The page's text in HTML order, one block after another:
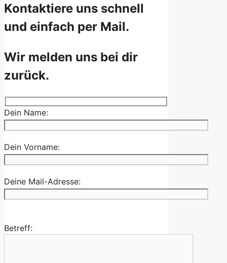
Kontaktiere uns schnell
und einfach per Mail.
Wir melden uns bei dir
zurück.
Dein Name:
Dein Vorname:
Deine Mail-Adresse:
Betreff: